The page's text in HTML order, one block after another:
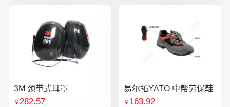
3M 颈带式耳罩
￥282.57
易尔拓YATO 中帮劳保鞋
￥ 163.92